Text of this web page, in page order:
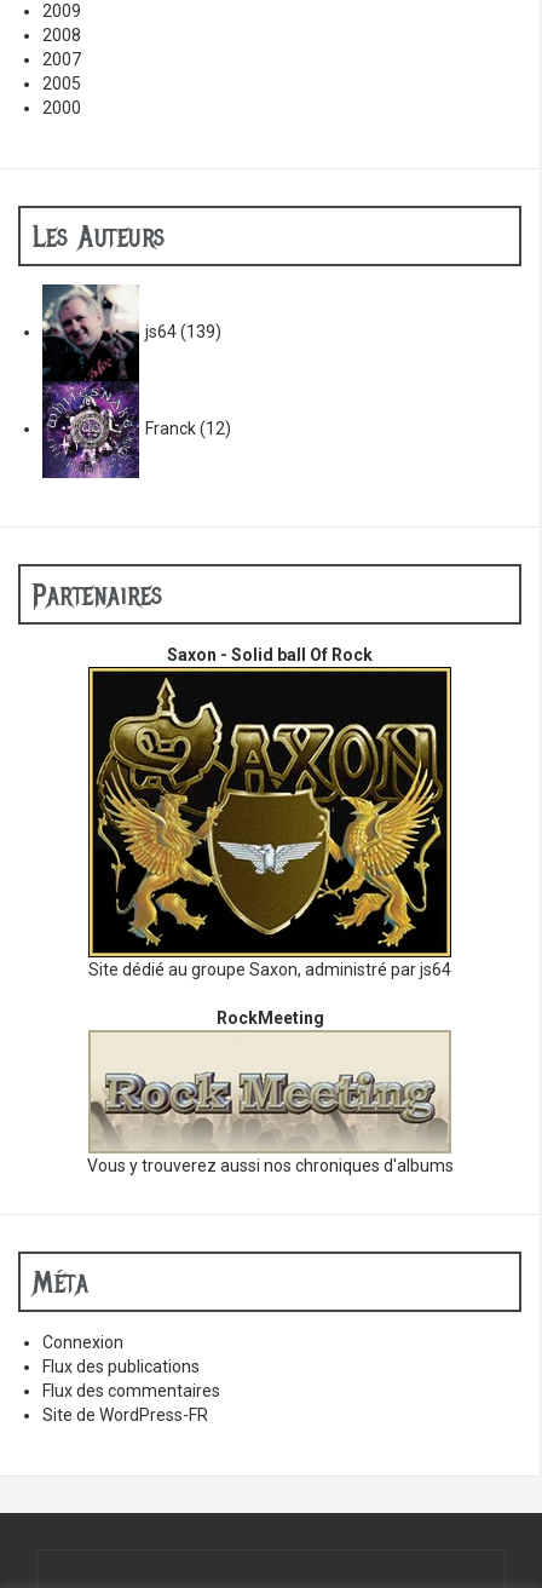
2009
2008
2007
2005
2000
Les Auteurs
js64(139)
Franck(12)
Partenaires
Saxon - Solid ball Of Rock
Site dédié au groupe Saxon, administré par js64
RockMeeting
Vous y trouverez aussi nos chroniques d'albums
Méta
Connexion
Flux des publications
Flux des commentaires
Site de WordPress-FR